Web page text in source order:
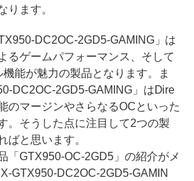
ります。
DC2OC-2GD5-GAMING」は
るゲームパフォーマンス、そして
能が魅力の製品となります。ま
DC2OC-2GD5-GAMING」はDire
のマージンやさらなるOCといった
。そうした点に注目して2つの製
ばと思います。
「GTX950-OC-2GD5」の紹介がメ
GTX950-DC2OC-2GD5-GAMIN